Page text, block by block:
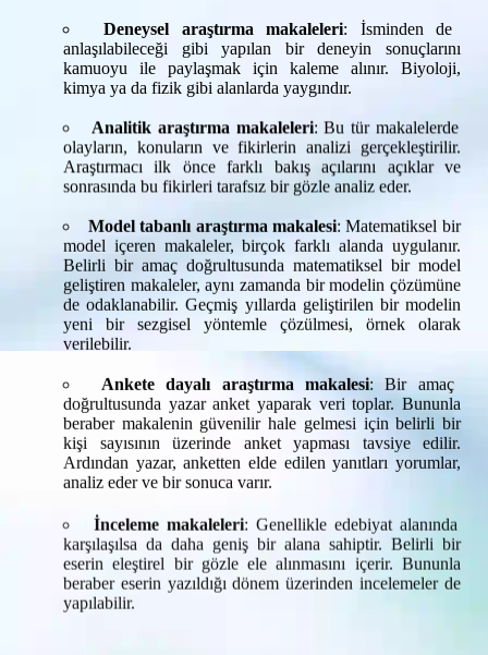
Deneysel araştırma makaleleri: İsminden de
anlaşılabileceği gibi yapılan bir deneyin sonuçlarını
kamuoyu ile paylaşmak için kaleme alınır. Biyoloji,
kimya ya da fizik gibi alanlarda yaygındır.
Analitik araştırma makaleleri: Bu tür makalelerde
olayların, konuların ve fikirlerin analizi gerçekleştirilir.
Araştırmacı ilk önce farklı bakış açılarını açıklar ve
sonrasında bu fikirleri tarafsız bir gözle analiz eder.
Model tabanlı araştırma makalesi: Matematiksel bir
model içeren makaleler, birçok farklı alanda uygulanır.
Belirli bir amaç doğrultusunda matematiksel bir model
geliştiren makaleler, aynı zamanda bir modelin çözümüne
de odaklanabilir. Geçmiş yıllarda geliştirilen bir modelin
yeni bir sezgisel yöntemle çözülmesi, örnek olarak
verilebilir.
Ankete dayalı araştırma makalesi: Bir amaç
doğrultusunda yazar anket yaparak veri toplar. Bununla
beraber makalenin güvenilir hale gelmesi için belirli bir
kişi sayısının üzerinde anket yapması tavsiye edilir.
Ardından yazar, anketten elde edilen yanıtları yorumlar,
analiz eder ve bir sonuca varır.
İnceleme makaleleri: Genellikle edebiyat alanında
karşılaşılsa da daha geniş bir alana sahiptir. Belirli bir
eserin eleştirel bir gözle ele alınmasını içerir. Bununla
beraber eserin yazıldığı dönem üzerinden incelemeler de
yapılabilir.